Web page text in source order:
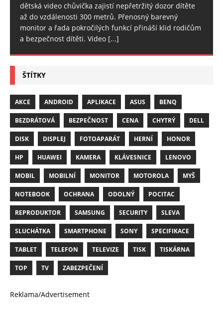
dětská video chůvička zajistí nepřetržitý dozor dítěte
až do vzdálenosti 300 metrů. Přenosný barevný
monitor a řada pokročilých funkcí přináší klid rodičům
a bezpečnost dítěti. Video [...]
ŠTÍTKY
AKCE ANDROID APLIKACE ASUS BENQ
BEZDRÁTOVÁ BEZPEČNOST CENA CHYTRÝ DELL
DISK DISPLEJ FOTOAPARÁT HERNÍ HONOR
HP HUAWEI KAMERA KLÁVESNICE LENOVO
MOBIL MOBILNÍ MONITOR MOTOROLA MYŠ
NOTEBOOK OCHRANA ODOLNÝ POCITAC
REPRODUKTOR SAMSUNG SECURITY SLEVA
SLUCHÁTKA SMARTPHONE SONY SPECIFIKACE
TABLET TELEFON TELEVIZE TISK TISKÁRNA
TOP TV ZABEZPEČENÍ
Reklama/Advertisement